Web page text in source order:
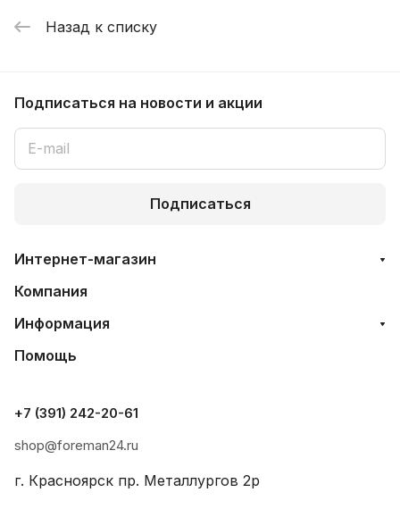
Назад к списку
Подписаться на новости и акции
Подписаться
Интернет-магазин
Компания
Информация
Помощь
+7 (391) 242-20-61
shop@foreman24.ru
г. Красноярск пр. Металлургов 2р